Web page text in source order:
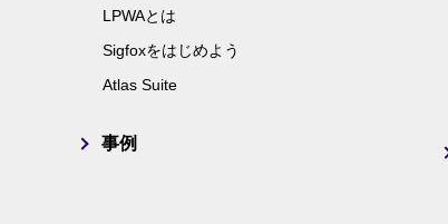
LPWAとは
Sigfoxをはじめよう
Atlas Suite
事例